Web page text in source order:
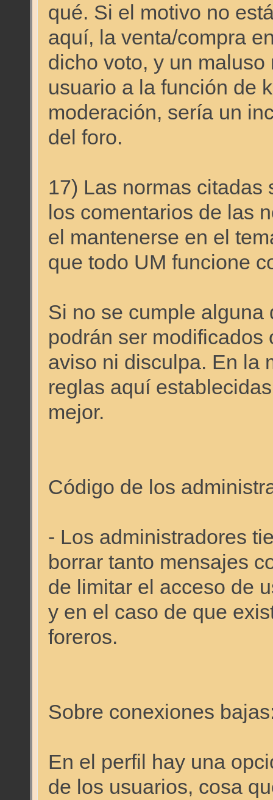
qué. Si el motivo no
aquí, la venta/compra
dicho voto, y un
usuario a la función de
moderación, sería un
del foro.
17) Las normas citadas
los comentarios de las
el mantenerse en el
que todo UM funcione
Si no se cumple
podrán ser
aviso ni disculpa. En la
reglas aquí
mejor.
Código de los
- Los administradores
borrar tanto mensajes
de limitar el acceso de
y en el caso de que
foreros.
Sobre conexiones
En el perfil hay una
de los usuarios, cosa